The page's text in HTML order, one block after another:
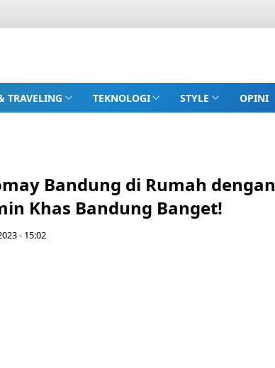
TRAVELING TEKNOLOGI STYLE OPINI
Bandung di Rumah dengan
Khas Bandung Banget!
- 15:02